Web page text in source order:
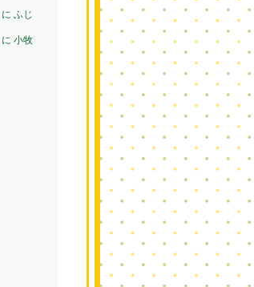
に ふじ
に 小牧